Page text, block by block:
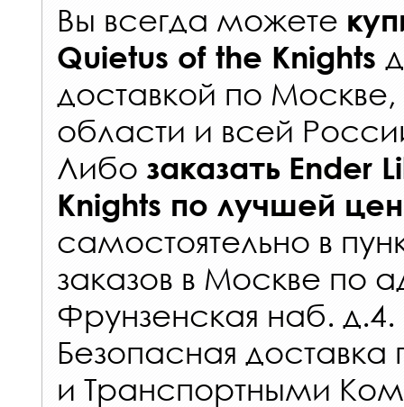
Вы всегда можете
Quietus of the Knights
доставкой по
области и всей
Либо заказать Ender
Knights по лучшей
самостоятельно в
заказов в Москве по
Фрунзенская наб. д.4.
Безопасная
и Транспортными